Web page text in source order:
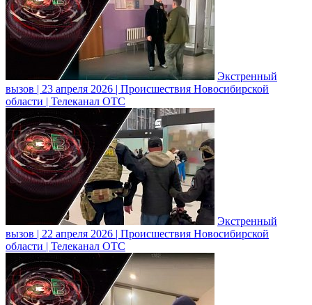
Экстренный
вызов | 23 апреля 2026 | Происшествия Новосибирской
области | Телеканал ОТС
Экстренный
вызов | 22 апреля 2026 | Происшествия Новосибирской
области | Телеканал ОТС